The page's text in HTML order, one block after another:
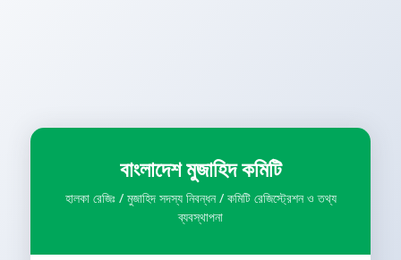
বাংলাদেশ মুজাহিদ কমিটি
হালকা রেজিঃ / মুজাহিদ সদস্য নিবন্ধন / কমিটি রেজিস্ট্রেশন ও তথ্য
ব্যবস্থাপনা